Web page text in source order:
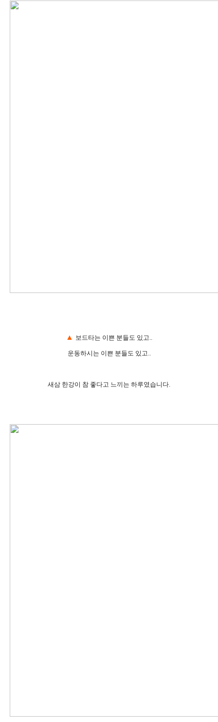
▲ 보드타는 이쁜 분들도 있고..
운동하시는 이쁜 분들도 있고..
새삼 한강이 참 좋다고 느끼는 하루였습니다.